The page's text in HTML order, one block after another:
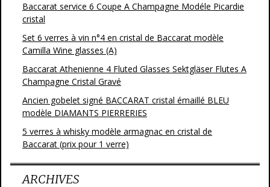
Baccarat service 6 Coupe A Champagne Modéle Picardie
cristal
Set 6 verres à vin n°4 en cristal de Baccarat modèle
Camilla Wine glasses (A)
Baccarat Athenienne 4 Fluted Glasses Sektgläser Flutes A
Champagne Cristal Gravé
Ancien gobelet signé BACCARAT cristal émaillé BLEU
modèle DIAMANTS PIERRERIES
5 verres à whisky modèle armagnac en cristal de
Baccarat (prix pour 1 verre)
ARCHIVES